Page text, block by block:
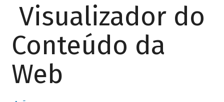
Visualizador do
Conteúdo da
Web